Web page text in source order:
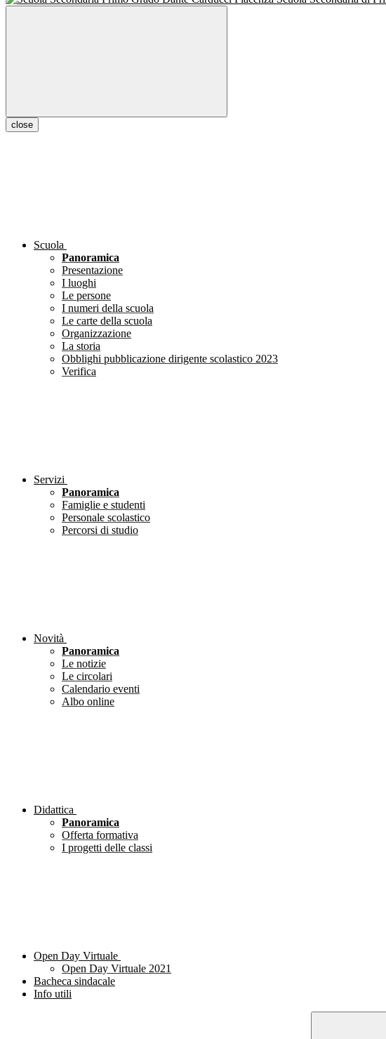
close
Scuola
Panoramica
Presentazione
I luoghi
Le persone
I numeri della scuola
Le carte della scuola
Organizzazione
La storia
Obblighi pubblicazione dirigente scolastico 2023
Verifica
Servizi
Panoramica
Famiglie e studenti
Personale scolastico
Percorsi di studio
Novità
Panoramica
Le notizie
Le circolari
Calendario eventi
Albo online
Didattica
Panoramica
Offerta formativa
I progetti delle classi
Open Day Virtuale
Open Day Virtuale 2021
Bacheca sindacale
Info utili